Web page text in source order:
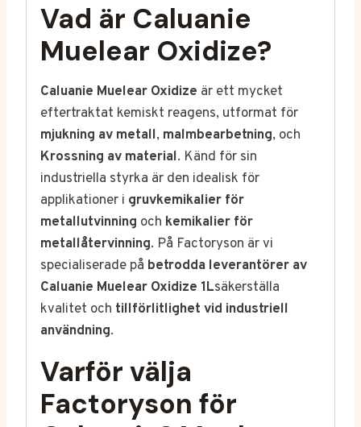
Vad är Caluanie
Muelear Oxidize?
Caluanie Muelear Oxidize är ett mycket
eftertraktat kemiskt reagens, utformat för
mjukning av metall, malmbearbetning, och
Krossning av material. Känd för sin
industriella styrka är den idealisk för
applikationer i gruvkemikalier för
metallutvinning och kemikalier för
metallåtervinning. På Factoryson är vi
specialiserade på betrodda leverantörer av
Caluanie Muelear Oxidize 1Lsäkerställa
kvalitet och tillförlitlighet vid industriell
användning.
Varför välja
Factoryson för